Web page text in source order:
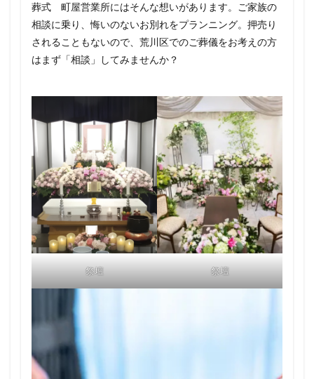
葬式 町屋営業所にはそんな想いがあります。ご家族の
相談に乗り、悔いのないお別れをプランニング。押売り
されることもないので、荒川区でのご葬儀をお考えの方
はまず「相談」してみませんか？
祭壇 祭壇